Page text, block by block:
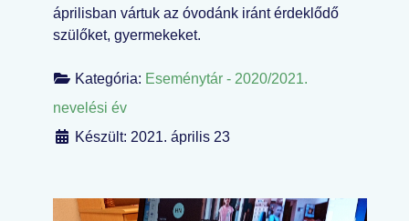
áprilisban vártuk az óvodánk iránt érdeklődő
szülőket, gyermekeket.
Kategória: Eseménytár - 2020/2021.
nevelési év
Készült: 2021. április 23